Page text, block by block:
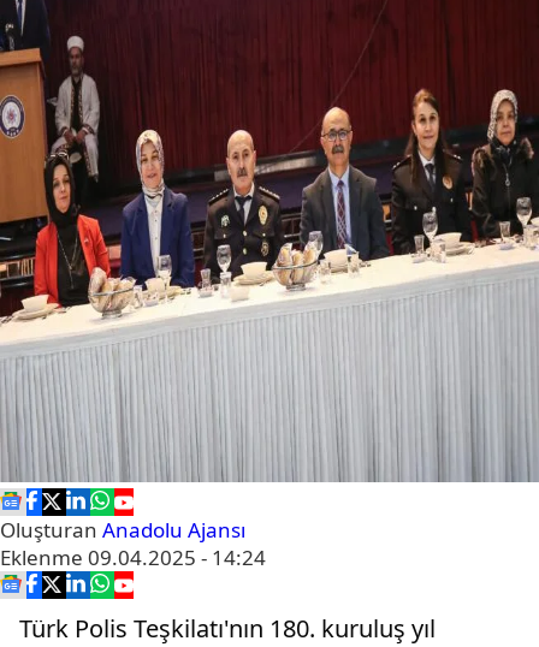
Oluşturan Anadolu Ajansı
Eklenme 09.04.2025 - 14:24
Türk Polis Teşkilatı'nın 180. kuruluş yıl